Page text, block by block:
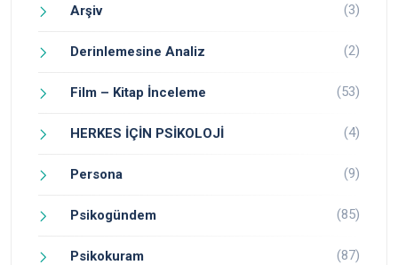
Arşiv (3)
Derinlemesine Analiz (2)
Film – Kitap İnceleme (53)
HERKES İÇİN PSİKOLOJİ (4)
Persona (9)
Psikogündem (85)
Psikokuram (87)